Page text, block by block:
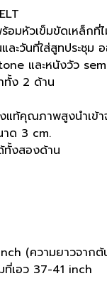
มหัวเข็มขัดเหล็กที่ไ
ละวันที่ใส่สูทประชุม
และหนังวัว
ทั้ง 2 ด้าน
แท้คุณภาพสูงนำเข้า
าด 3 cm.
ทั้งสองด้าน
(ความยาวจากต้
ที่เอว 37-41 inch